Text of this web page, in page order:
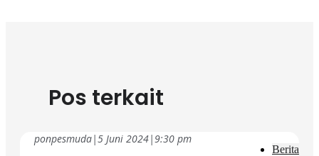
Pos terkait
Berita
ponpesmuda|5 Juni 2024|9:30 pm